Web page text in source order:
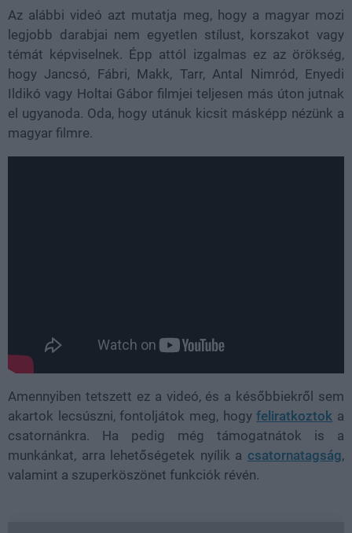
Az alábbi videó azt mutatja meg, hogy a magyar mozi
legjobb darabjai nem egyetlen stílust, korszakot vagy
témát képviselnek. Épp attól izgalmas ez az örökség,
hogy Jancsó, Fábri, Makk, Tarr, Antal Nimród, Enyedi
Ildikó vagy Holtai Gábor filmjei teljesen más úton jutnak
el ugyanoda. Oda, hogy utánuk kicsit másképp nézünk a
magyar filmre.
Amennyiben tetszett ez a videó, és a későbbiekről sem
akartok lecsúszni, fontoljátok meg, hogyfeliratkoztok a
csatornánkra. Ha pedig még támogatnátok is a
munkánkat, arra lehetőségetek nyílik a csatornatagság,
valamint a szuperköszönet funkciók révén.